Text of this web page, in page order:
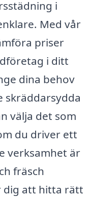
i
Med vår
priser
i ditt
dina behov
skräddarsydda
välja det som
du driver ett
verksamhet är
fräsch
dig att hitta rätt